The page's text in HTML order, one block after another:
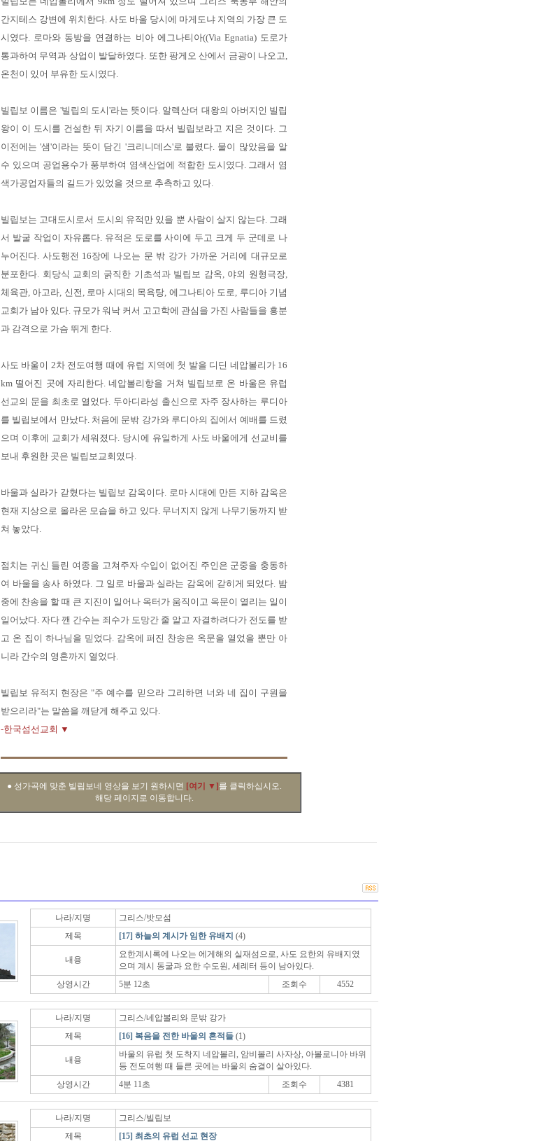
간지테스 강변에 위치한다. 사도 바울 당시에 마게도냐 지역의 가장 큰 도
시였다. 로마와 동방을 연결하는 비아 에그나티아((Via Egnatia) 도로가
통과하여 무역과 상업이 발달하였다. 또한 팡게오 산에서 금광이 나오고,
온천이 있어 부유한 도시였다.
빌립보 이름은 '빌립의 도시'라는 뜻이다. 알렉산더 대왕의 아버지인 빌립
왕이 이 도시를 건설한 뒤 자기 이름을 따서 빌립보라고 지은 것이다. 그
이전에는 '샘'이라는 뜻이 담긴 '크리니데스'로 불렸다. 물이 많았음을 알
수 있으며 공업용수가 풍부하여 염색산업에 적합한 도시였다. 그래서 염
색가공업자들의 길드가 있었을 것으로 추측하고 있다.
빌립보는 고대도시로서 도시의 유적만 있을 뿐 사람이 살지 않는다. 그래
서 발굴 작업이 자유롭다. 유적은 도로를 사이에 두고 크게 두 군데로 나
누어진다. 사도행전 16장에 나오는 문 밖 강가 가까운 거리에 대규모로
분포한다. 회당식 교회의 굵직한 기초석과 빌립보 감옥, 야외 원형극장,
체육관, 아고라, 신전, 로마 시대의 목욕탕, 에그나티아 도로, 루디아 기념
교회가 남아 있다. 규모가 워낙 커서 고고학에 관심을 가진 사람들을 흥분
과 감격으로 가슴 뛰게 한다.
사도 바울이 2차 전도여행 때에 유럽 지역에 첫 발을 디딘 네압볼리가 16
km 떨어진 곳에 자리한다. 네압볼리항을 거쳐 빌립보로 온 바울은 유럽
선교의 문을 최초로 열었다. 두아디라성 출신으로 자주 장사하는 루디아
를 빌립보에서 만났다. 처음에 문밖 강가와 루디아의 집에서 예배를 드렸
으며 이후에 교회가 세워졌다. 당시에 유일하게 사도 바울에게 선교비를
보내 후원한 곳은 빌립보교회였다.
바울과 실라가 갇혔다는 빌립보 감옥이다. 로마 시대에 만든 지하 감옥은
현재 지상으로 올라온 모습을 하고 있다. 무너지지 않게 나무기둥까지 받
쳐 놓았다.
점치는 귀신 들린 여종을 고쳐주자 수입이 없어진 주인은 군중을 충동하
여 바울을 송사 하였다. 그 일로 바울과 실라는 감옥에 갇히게 되었다. 밤
중에 찬송을 할 때 큰 지진이 일어나 옥터가 움직이고 옥문이 열리는 일이
일어났다. 자다 깬 간수는 죄수가 도망간 줄 알고 자결하려다가 전도를 받
고 온 집이 하나님을 믿었다. 감옥에 퍼진 찬송은 옥문을 열었을 뿐만 아
니라 간수의 영혼까지 열었다.
빌립보 유적지 현장은 "주 예수를 믿으라 그리하면 너와 네 집이 구원을
받으리라"는 말씀을 깨닫게 해주고 있다.
-한국섬선교회 ▼
● 성가곡에 맞춘 빌립보네 영상을 보기 원하시면 [여기 ▼] 를 클릭하십시오.
해당 페이지로 이동합니다.
나라/지명
그리스/밧모섬
제목
[17] 하늘의 계시가 임한 유배지 (4)
내용
요한계시록에 나오는 에게해의 실재섬으로, 사도 요한의 유배지였
으며 계시 동굴과 요한 수도원, 세례터 등이 남아있다.
상영시간
5분 12초 조회수 4552
나라/지명
그리스/네압볼리와 문밖 강가
제목
[16] 복음을 전한 바울의 흔적들 (1)
내용
바울의 유럽 첫 도착지 네압볼리, 암비볼리 사자상, 아볼로니아 바위
등 전도여행 때 들른 곳에는 바울의 숨결이 살아있다.
상영시간
4분 11초 조회수 4381
나라/지명
그리스/빌립보
제목
[15] 최초의 유럽 선교 현장